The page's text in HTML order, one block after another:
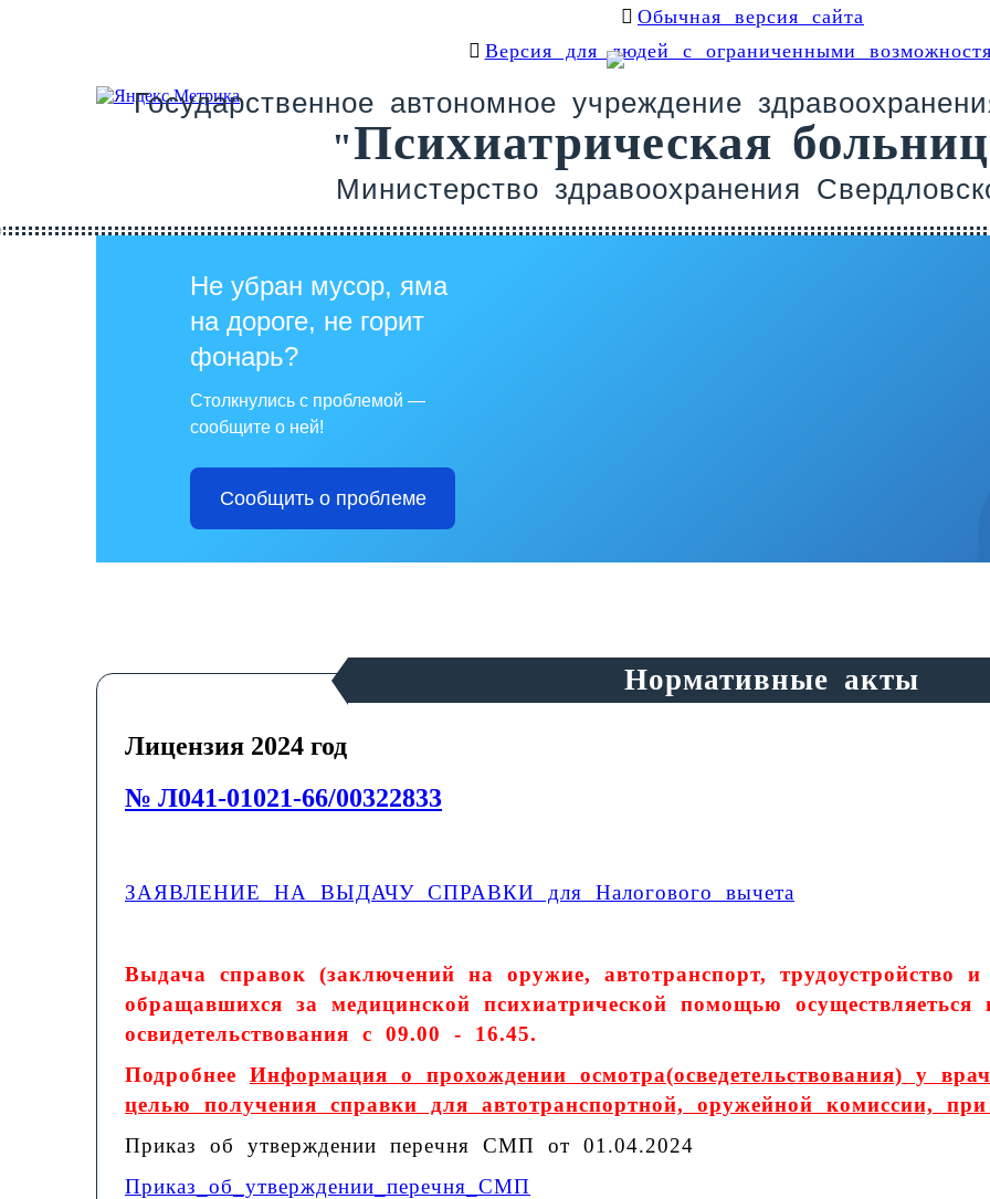
Обычная версия сайта
Версия для людей с ограниченными
Государственное автономное учреждение
"Психиатрическая
Министерство здравоохранения
Не убран мусор, яма
на дороге, не горит
фонарь?
Столкнулись с проблемой —
сообщите о ней!
Сообщить о проблеме
Нормативные акты
Лицензия 2024 год
№ Л041-01021-66/00322833
ЗАЯВЛЕНИЕ НА ВЫДАЧУ СПРАВКИ для Налогового вычета
Выдача справок (заключений на оружие, автотранспорт, трудоустройство
обращавшихся за медицинской психиатрической помощью осуществляеться
освидетельствования с 09.00 - 16.45.
Подробнее Информация о прохождении осмотра(осведетельствования) у
целью получения справки для автотранспортной, оружейной комиссии, при
Приказ об утверждении перечня СМП от 01.04.2024
Приказ_об_утверждении_перечня_СМП